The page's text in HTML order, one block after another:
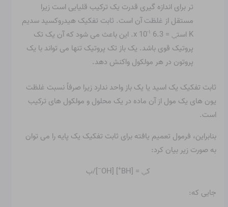
تر برای اندازه گیری قدرت یک ترکیب قلیایی است زیرا
مستقل از غلظت آن است. ثابت تفکیک هیدروکسید سدیم
K است
ب = 6.3 x 10 -۱
. این باعث می شود که آن یک تک
پروتیک قوی باشد. یک باز تک پروتیک تنها می تواند با یک
پروتون در هر مولکول واکنش دهد.
ثابت تفکیک یک اسید یا یک باز واحد ندارد زیرا صرفاً نسبت غلظت
یون های یک مول از آن ماده در یک محلول و مولکول های ترکیب
است.
بنابراین، فرمول تعمیم یافته برای ثابت تفکیک یک پایه را می توان
به صورت زیر بیان کرد:
کب = [BH
+
] [OH
–]/ب
جایی که: